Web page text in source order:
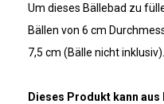
Um dieses Bällebad zu
Bällen von 6 cm
7,5 cm (Bälle nicht inklusiv).
Dieses Produkt kann